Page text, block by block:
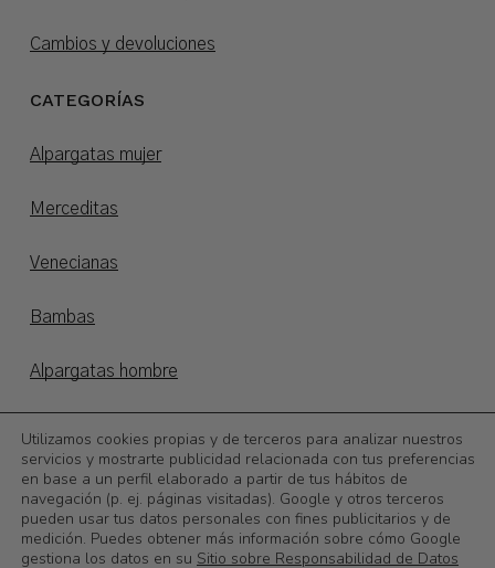
Cambios y devoluciones
CATEGORÍAS
Alpargatas mujer
Merceditas
Venecianas
Bambas
Alpargatas hombre
Otoño/invierno
©2026 Calzadoslobo
Utilizamos cookies propias y de terceros para analizar nuestros
servicios y mostrarte publicidad relacionada con tus preferencias
en base a un perfil elaborado a partir de tus hábitos de
navegación (p. ej. páginas visitadas). Google y otros terceros
pueden usar tus datos personales con fines publicitarios y de
medición. Puedes obtener más información sobre cómo Google
gestiona los datos en su Sitio sobre Responsabilidad de Datos